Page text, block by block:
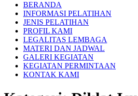
BERANDA
INFORMASI PELATIHAN
JENIS PELATIHAN
PROFIL KAMI
LEGALITAS LEMBAGA
MATERI DAN JADWAL
GALERI KEGIATAN
KEGIATAN PERMINTAAN
KONTAK KAMI